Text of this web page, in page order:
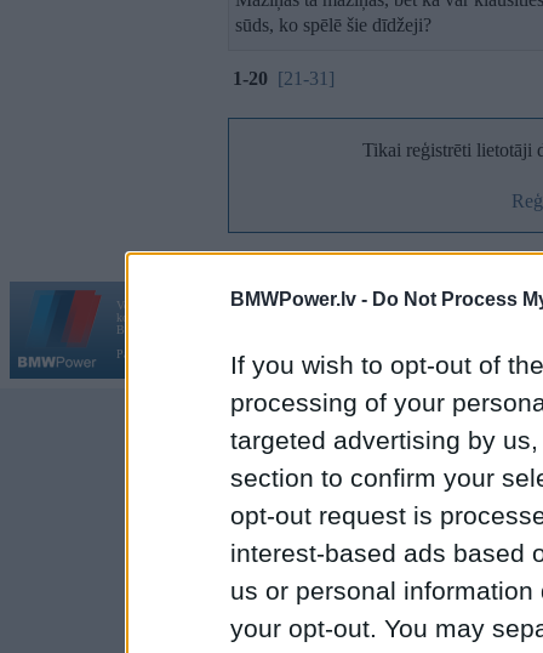
BMWPower.lv - Do Not Process
If you wish to opt-out of
processing of your
targeted advertising by
section to confirm your
opt-out request is
interest-based ads based
us or personal
your opt-out. You may
sūds, ko spēlē šie dīdžeji?
1-20 [21-31]
Tikai reģistrēti lietotāji
Vortāls BMWPower.lv darbojas
kopš 2002. gada 14. maija. Tas nav auto klubs un nav saistīts ar
BMW AG.
Par BMWPower
Kontakti